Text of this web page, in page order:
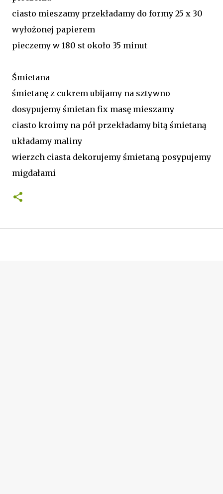
ciasto mieszamy przekładamy do formy 25 x 30
wyłożonej papierem
pieczemy w 180 st około 35 minut
Śmietana
śmietanę z cukrem ubijamy na sztywno
dosypujemy śmietan fix masę mieszamy
ciasto kroimy na pół przekładamy bitą śmietaną
układamy maliny
wierzch ciasta dekorujemy śmietaną posypujemy
migdałami